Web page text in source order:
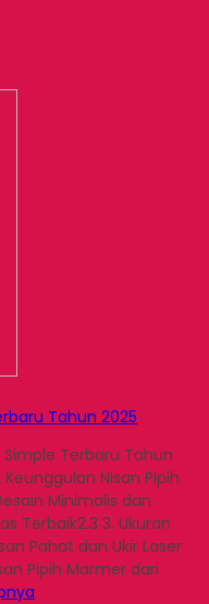
Tahun 2025
Simple Terbaru Tahun
Keunggulan Nisan Pipih
Minimalis dan
Terbaik2.3 3. Ukuran
Pahat dan Ukir Laser
Pipih Marmer dari